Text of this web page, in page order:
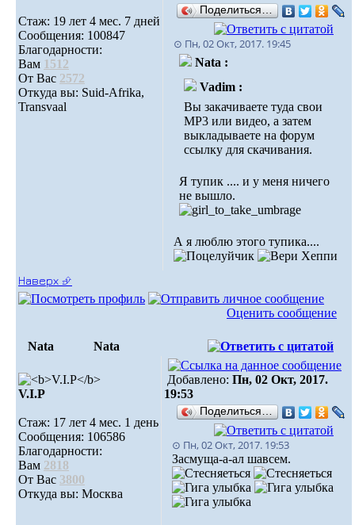
Стаж: 19 лет 4 мес. 7 дней
Сообщения: 100847
Благодарности:
Вам 1512
От Вас 2572
Откуда вы: Suid-Afrika,
Transvaal
Поделиться…
⊙ Пн, 02 Окт, 2017. 19:45
Nata :
Vadim :
Вы закачиваете туда свои
MP3 или видео, а затем
выкладываете на форум
ссылку для скачивания.
Я тупик .... и у меня ничего
не вышло.
А я люблю этого тупика....
Наверх ⮵
Оценить сообщение
Nata Nata
V.I.Р
Стаж: 17 лет 4 мес. 1 день
Сообщения: 106586
Благодарности:
Вам 2818
От Вас 3800
Откуда вы: Москва
Добавлено: Пн, 02 Окт, 2017.
19:53
Поделиться…
⊙ Пн, 02 Окт, 2017. 19:53
Засмуща-а-ал шавсем.